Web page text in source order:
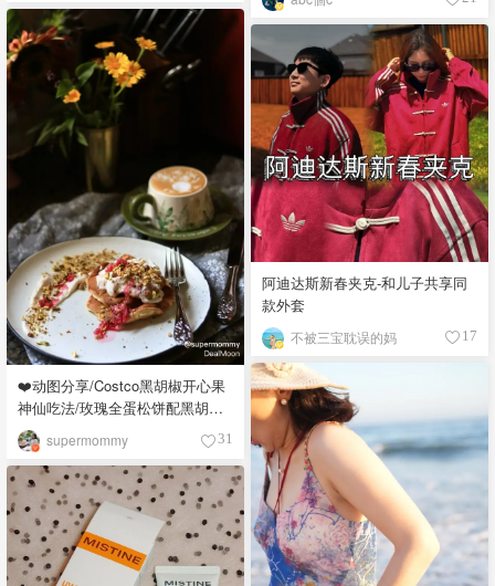
❤️动图分享/Costco黑胡椒开心果
神仙吃法/玫瑰全蛋松饼配黑胡椒
开心果碎太惊艳😍
supermommy 31
阿迪达斯新春夹克-和儿子共享同
款外套
不被三宝耽误的妈 17